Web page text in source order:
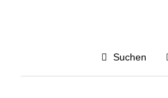
Suchen
Alle blog-posts von Oktober 2012